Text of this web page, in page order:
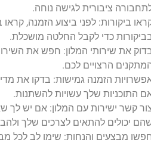
ציבורית לגישה נוחה.
ביקורות: לפני ביצוע הזמנה,
כדי לקבל החלטה מושכלת.
את שירותי המלון: חפש את
הרצויים לכם.
הזמנה גמישות: בדקו את
התוכניות שלך עשויות להשתנות.
קשר ישירות עם המלון: אם יש לך
יכולים להתאים לצרכים שלך
מבצעים והנחות: שימו לב לכל